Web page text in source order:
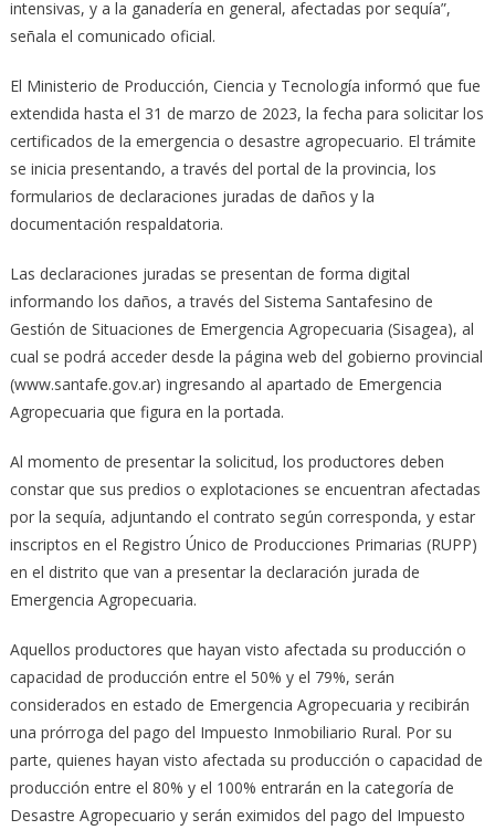
intensivas, y a la ganadería en general, afectadas por sequía”,
señala el comunicado oficial.
El Ministerio de Producción, Ciencia y Tecnología informó que fue
extendida hasta el 31 de marzo de 2023, la fecha para solicitar los
certificados de la emergencia o desastre agropecuario. El trámite
se inicia presentando, a través del portal de la provincia, los
formularios de declaraciones juradas de daños y la
documentación respaldatoria.
Las declaraciones juradas se presentan de forma digital
informando los daños, a través del Sistema Santafesino de
Gestión de Situaciones de Emergencia Agropecuaria (Sisagea), al
cual se podrá acceder desde la página web del gobierno provincial
(www.santafe.gov.ar) ingresando al apartado de Emergencia
Agropecuaria que figura en la portada.
Al momento de presentar la solicitud, los productores deben
constar que sus predios o explotaciones se encuentran afectadas
por la sequía, adjuntando el contrato según corresponda, y estar
inscriptos en el Registro Único de Producciones Primarias (RUPP)
en el distrito que van a presentar la declaración jurada de
Emergencia Agropecuaria.
Aquellos productores que hayan visto afectada su producción o
capacidad de producción entre el 50% y el 79%, serán
considerados en estado de Emergencia Agropecuaria y recibirán
una prórroga del pago del Impuesto Inmobiliario Rural. Por su
parte, quienes hayan visto afectada su producción o capacidad de
producción entre el 80% y el 100% entrarán en la categoría de
Desastre Agropecuario y serán eximidos del pago del Impuesto